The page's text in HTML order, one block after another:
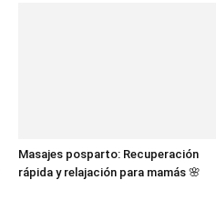
Masajes posparto: Recuperación
rápida y relajación para mamás 🌸